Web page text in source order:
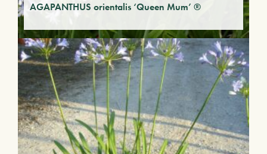
AGAPANTHUS orientalis ‘Queen Mum’ ®